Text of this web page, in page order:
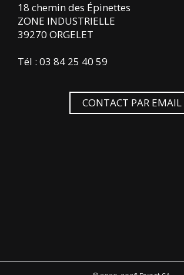
18 chemin des Épinettes
ZONE INDUSTRIELLE
39270 ORGELET
Tél : 03 84 25 40 59
CONTACT PAR EMAIL